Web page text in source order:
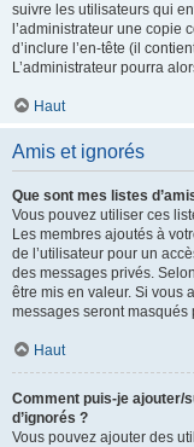
suivre les utilisateurs qui
l’administrateur une copie
d’inclure l’en-tête (il
L’administrateur pourra
Haut
Amis et ignorés
Que sont mes listes
Vous pouvez utiliser ces
Les membres ajoutés à
de l’utilisateur pour un
des messages privés.
être mis en valeur. Si vous
messages seront masqués
Haut
Comment puis-je ajouter/
d’ignorés ?
Vous pouvez ajouter des